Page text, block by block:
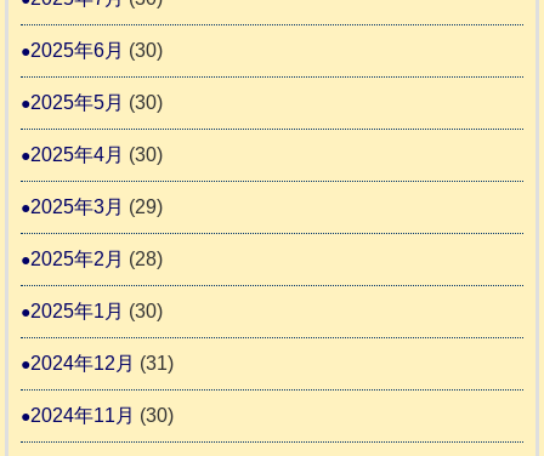
2025年6月 (30)
2025年5月 (30)
2025年4月 (30)
2025年3月 (29)
2025年2月 (28)
2025年1月 (30)
2024年12月 (31)
2024年11月 (30)